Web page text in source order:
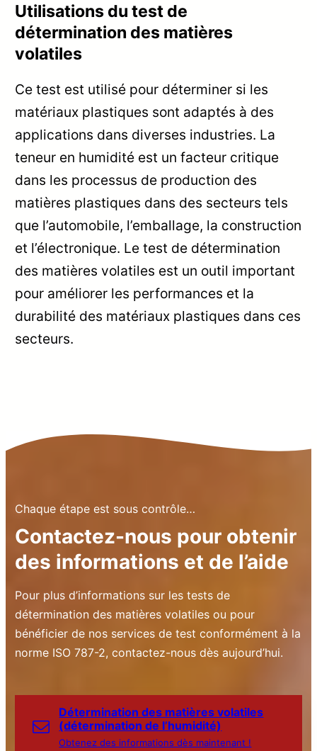
Utilisations du test de
détermination des matières
volatiles
Ce test est utilisé pour déterminer si les
matériaux plastiques sont adaptés à des
applications dans diverses industries. La
teneur en humidité est un facteur critique
dans les processus de production des
matières plastiques dans des secteurs tels
que l’automobile, l’emballage, la construction
et l’électronique. Le test de détermination
des matières volatiles est un outil important
pour améliorer les performances et la
durabilité des matériaux plastiques dans ces
secteurs.
Chaque étape est sous contrôle…
Contactez-nous pour obtenir
des informations et de l’aide
Pour plus d’informations sur les tests de
détermination des matières volatiles ou pour
bénéficier de nos services de test conformément à la
norme ISO 787-2, contactez-nous dès aujourd’hui.
Détermination des matières volatiles
(détermination de l’humidité)
Obtenez des informations dès maintenant !